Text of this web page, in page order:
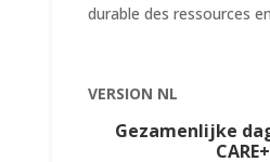
durable des ressources
VERSION NL
Gezamenlijke
CARE+